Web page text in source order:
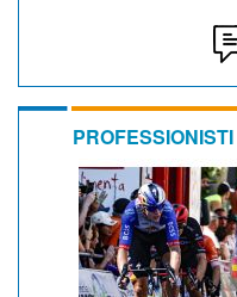
PROFESSIONISTI